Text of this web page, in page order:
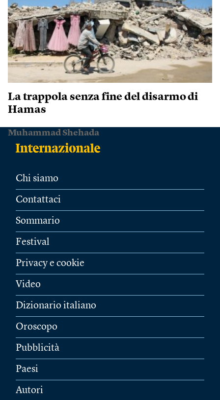
La trappola senza fine del disarmo di
Hamas
Muhammad Shehada
Chi siamo
Contattaci
Sommario
Festival
Privacy e cookie
Video
Dizionario italiano
Oroscopo
Pubblicità
Paesi
Autori